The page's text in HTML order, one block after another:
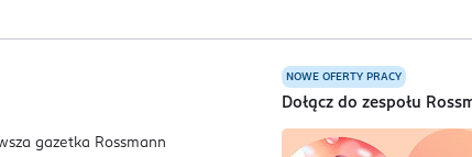
NOWE OFERTY PRACY
Dołącz do zespołu